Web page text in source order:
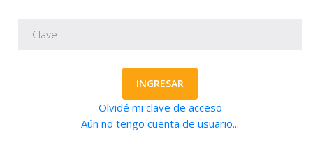
INGRESAR
Olvidé mi clave de acceso
Aún no tengo cuenta de usuario...